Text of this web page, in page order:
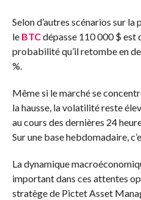
Selon d’autres scénarios sur
le BTCdépasse 110 000 $ est
probabilité qu’il retombe en
%.
Même si le marché se
la hausse, la volatilité reste
au cours des dernières 24
Sur une base hebdomadaire,
La dynamique
important dans ces attentes
stratège de Pictet Asset